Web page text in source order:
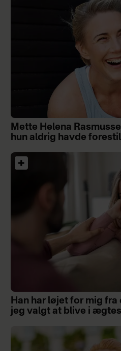
Mette Helena
hun aldrig havde
Han har løjet for mig
jeg valgt at blive i